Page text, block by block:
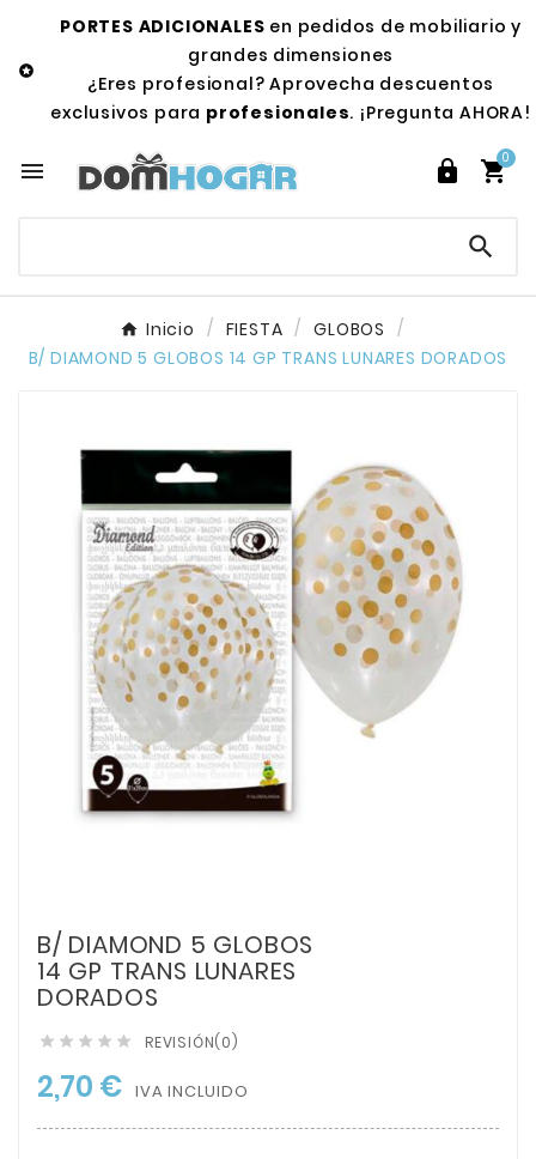

PORTES ADICIONALES en pedidos de mobiliario y
grandes dimensiones
¿Eres profesional? Aprovecha descuentos
exclusivos para profesionales. ¡Pregunta AHORA!
  
0

Inicio FIESTA
GLOBOS
B/ DIAMOND 5 GLOBOS 14 GP TRANS LUNARES DORADOS
B/ DIAMOND 5 GLOBOS
14 GP TRANS LUNARES
DORADOS
     REVISIÓN(0)
2,70 € IVA INCLUIDO